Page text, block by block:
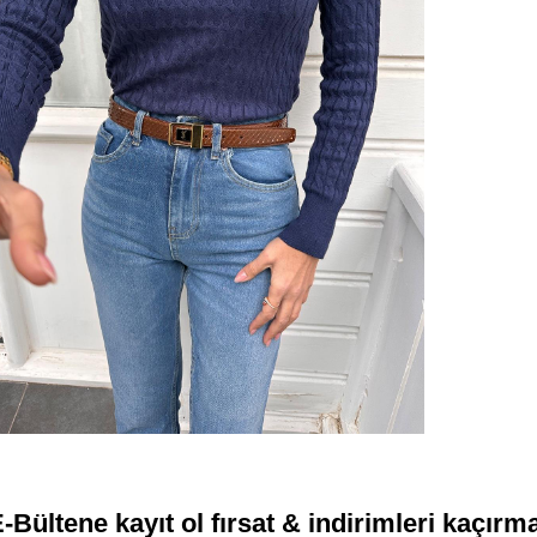
Bültene kayıt ol fırsat & indirimleri